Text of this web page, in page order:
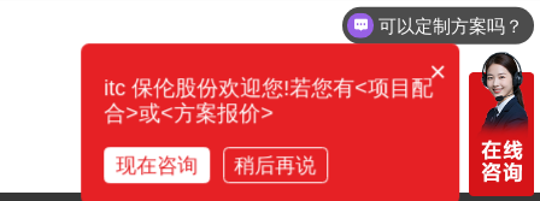
可以定制方案吗？
×
itc 保伦股份欢迎您!若您有<项目配
合>或<方案报价>
现在咨询 稍后再说